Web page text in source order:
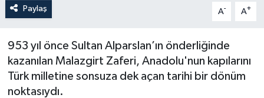
Paylaş A- A+
953 yıl önce Sultan Alparslan’ın önderliğinde
kazanılan Malazgirt Zaferi, Anadolu'nun kapılarını
Türk milletine sonsuza dek açan tarihi bir dönüm
noktasıydı.